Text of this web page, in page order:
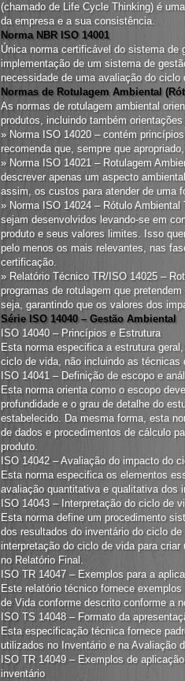
(chamado de Life Cycle Thinking) é
da empresa e a sua consistência.
Norma NBR ISO 14001
Única norma certificável do sistema de
implementação de um sistema de
necessidade de uma avaliação do
Normas de Rotulagem Ambiental
As normas de rotulagem ambiental
produtos, incluindo também
» Norma ISO 14020 – contém
recomenda que, sempre que
» Norma ISO 14021 – Rotulagem
descrever apenas um aspecto
assim, os custos para atender de uma
» Norma ISO 14024 – Rótulo
sejam desenvolvidos levando-se em
produto e seus valores limites. Isso
pelo menos os mais relevantes, nas
certificação.
» Relatório Técnico TR/ISO 14025 –
programas de rotulagem que
seja, garantindo que os valores dos
Série ISO 14040 – Gestão Ambiental
ISO 14040 – Princípios e Estrutura
Esta norma especifica a estrutura
ciclo de vida, não incluindo as
ISO 14041 – Definição de escopo e
Esta norma orienta como o escopo
profundidade e o grau de detalhe do
estabelecido. Da mesma forma, esta
de dados e procedimentos de cálculo
produto.
ISO 14042 – Avaliação do impacto do
Esta norma especifica os elementos
avaliação quantitativa e qualitativa dos
ISO 14043 – Interpretação do ciclo de
Esta norma define um procedimento
dos resultados do inventário do ciclo
interpretação do ciclo de vida para
no Relatório Final.
ISO TR 14047 – Exemplos para a
Este relatório técnico fornece
de Vida conforme descrito conforme a
ISO TS 14048 – Formato da
Esta especificação técnica fornece
utilizados no Inventário e na Avaliação
ISO TR 14049 – Exemplos de
inventário